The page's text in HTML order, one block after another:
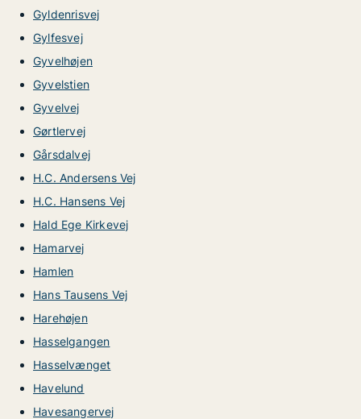
Gyldenrisvej
Gylfesvej
Gyvelhøjen
Gyvelstien
Gyvelvej
Gørtlervej
Gårsdalvej
H.C. Andersens Vej
H.C. Hansens Vej
Hald Ege Kirkevej
Hamarvej
Hamlen
Hans Tausens Vej
Harehøjen
Hasselgangen
Hasselvænget
Havelund
Havesangervej